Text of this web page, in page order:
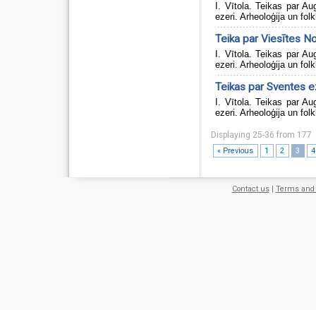
I. Vītola. Teikas par
ezeri. Arheoloģija un
Teika par Viesītes
I. Vītola. Teikas par
ezeri. Arheoloģija un
Teikas par Sventes
I. Vītola. Teikas par
ezeri. Arheoloģija un
Displaying 25-36 from 177
« Previous 1 2 3 4
Contact us| Terms